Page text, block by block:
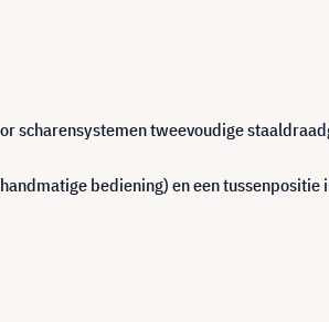
scharensystemen tweevoudige
bediening) en een tussenpositie